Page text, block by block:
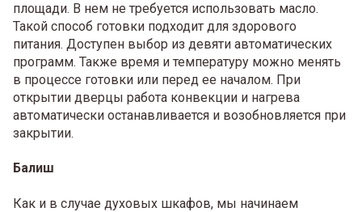
площади. В нем не требуется использовать масло.
Такой способ готовки подходит для здорового
питания. Доступен выбор из девяти автоматических
программ. Также время и температуру можно менять
в процессе готовки или перед ее началом. При
открытии дверцы работа конвекции и нагрева
автоматически останавливается и возобновляется при
закрытии.
Балиш
Как и в случае духовых шкафов, мы начинаем